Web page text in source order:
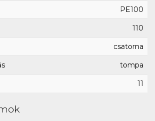
PE100
110
csatorna
tompa
11